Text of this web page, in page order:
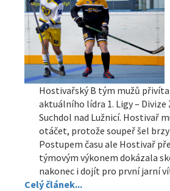
Hostivařský B tým mužů
aktuálního lídra 1. Ligy – Divize
Suchdol nad Lužnicí. Hostivař
otáčet, protože soupeř šel brzy
Postupem času ale Hostivař
týmovým výkonem dokázala
nakonec i dojít pro první jarní
Celý článek...